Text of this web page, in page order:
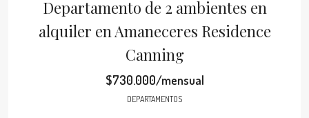
Departamento de 2 ambientes en
alquiler en Amaneceres Residence
Canning
$730.000/mensual
DEPARTAMENTOS